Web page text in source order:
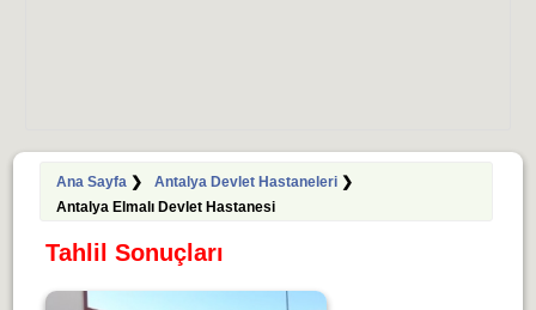
Ana Sayfa❯ Antalya Devlet Hastaneleri❯
Antalya Elmalı Devlet Hastanesi
Tahlil Sonuçları